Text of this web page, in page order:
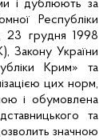
і дублюють за
Республіки
23 грудня 1998
Закону України
Крим» та
цих норм,
і обумовлена
та
значною